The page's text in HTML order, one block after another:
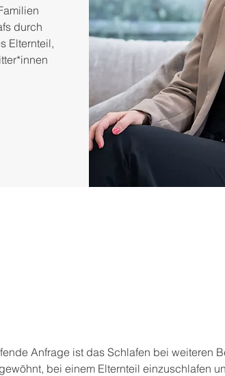
durch
Elternteil,
Anfrage ist das Schlafen bei weiteren
bei einem Elternteil einzuschlafen